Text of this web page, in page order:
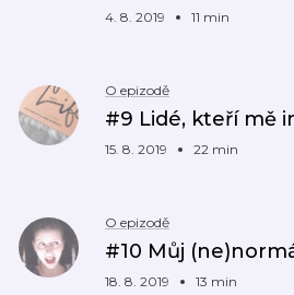
4. 8. 2019 11 min
O epizodě
#9 Lidé, kteří mě
15. 8. 2019 22 min
O epizodě
#10 Můj
18. 8. 2019 13 min